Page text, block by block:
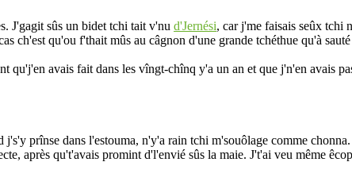
J'gagit sûs un bidet tchi tait v'nu d'Jernési, car j'me faisais seûx tchi
ch'est qu'ou f'thait mûs au câgnon d'une grande tchéthue qu'à sauté
qu'j'en avais fait dans les vîngt-chînq y'a un an et que j'n'en avais
prînse dans l'estouma, n'y'a rain tchi m'souôlage comme
après qu't'avais promint d'l'envié sûs la maie. J't'ai veu même